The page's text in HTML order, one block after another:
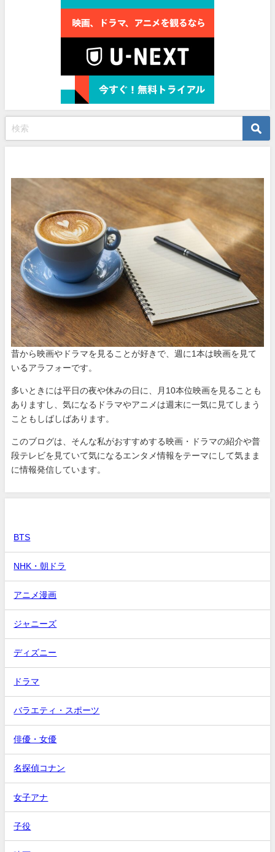
昔から映画やドラマを見ることが好きで、週に1本は映画を見て
いるアラフォーです。
多いときには平日の夜や休みの日に、月10本位映画を見ることも
ありますし、気になるドラマやアニメは週末に一気に見てしまう
こともしばしばあります。
このブログは、そんな私がおすすめする映画・ドラマの紹介や普
段テレビを見ていて気になるエンタメ情報をテーマにして気まま
に情報発信しています。
BTS
NHK・朝ドラ
アニメ漫画
ジャニーズ
ディズニー
ドラマ
バラエティ・スポーツ
俳優・女優
名探偵コナン
女子アナ
子役